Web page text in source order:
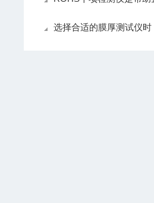
选择合适的膜厚测试仪时，需要考虑多